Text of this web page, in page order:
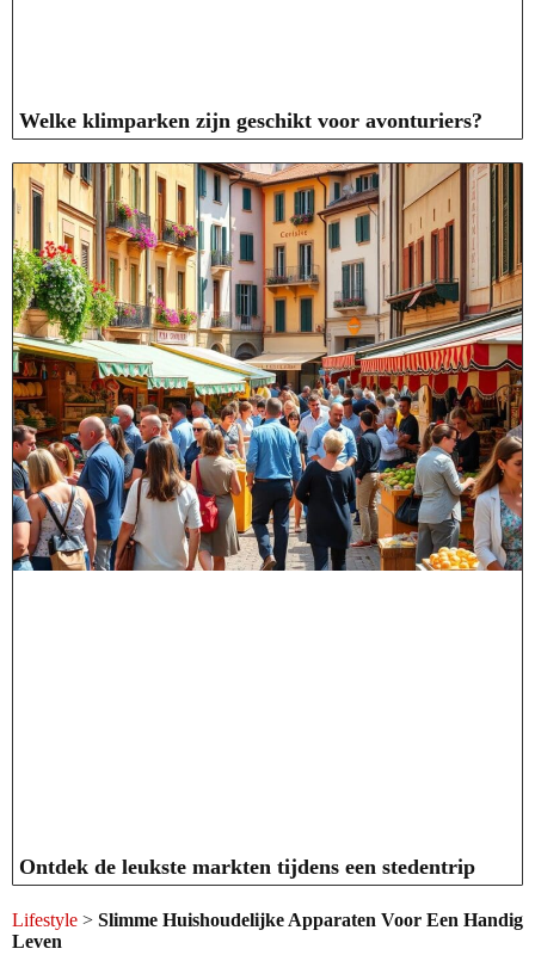
Welke klimparken zijn geschikt voor avonturiers?
Ontdek de leukste markten tijdens een stedentrip
Lifestyle > Slimme Huishoudelijke Apparaten Voor Een Handig
Leven